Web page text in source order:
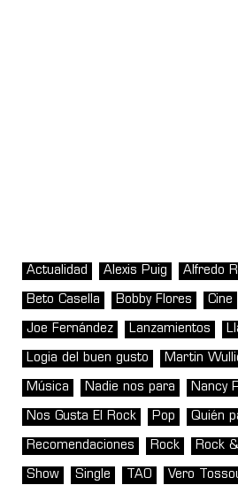
Actualidad Alexis Puig Alfredo
Beto Casella Bobby Flores Cine
Joe Fernández Lanzamientos
Logia del buen gusto Martin
Música Nadie nos para Nancy
Nos Gusta El Rock Pop Quién
Recomendaciones Rock Rock
Show Single TAO Vero